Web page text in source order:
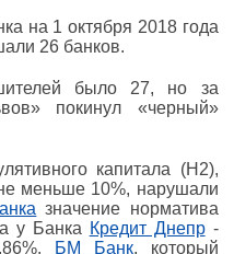
на 1 октября 2018 года
26 банков.
было 27, но за
покинул «черный»
капитала (Н2),
меньше 10%, нарушали
значение норматива
у Банка Кредит Днепр-
БМ Банк, который